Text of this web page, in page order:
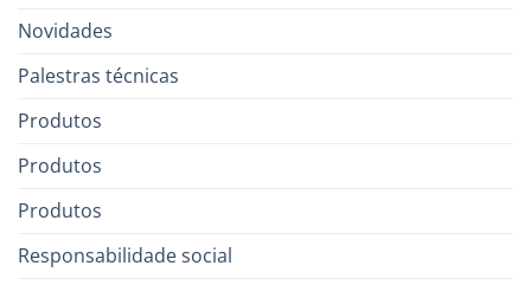
Novidades
Palestras técnicas
Produtos
Produtos
Produtos
Responsabilidade social